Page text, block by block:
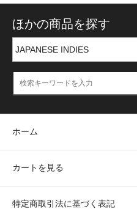
ほかの商品を探す
ホーム
カートを見る
特定商取引法に基づく表記